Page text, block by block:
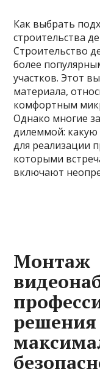
Как выбрать
строительства
Строительство
более
участков. Этот
материала,
комфортным
Однако многие
дилеммой:
для реализации
которыми
включают
Монтаж
решения